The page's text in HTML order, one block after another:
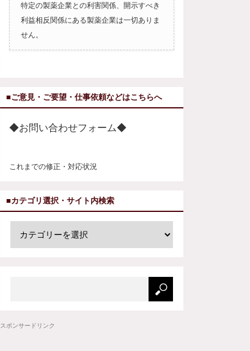
特定の製薬企業との利害関係、開示すべき
利益相反関係にある製薬企業は一切ありま
せん。
■ご意見・ご要望・仕事依頼などはこちらへ
◆お問い合わせフォーム◆
これまでの修正・対応状況
■カテゴリ選択・サイト内検索
スポンサードリンク